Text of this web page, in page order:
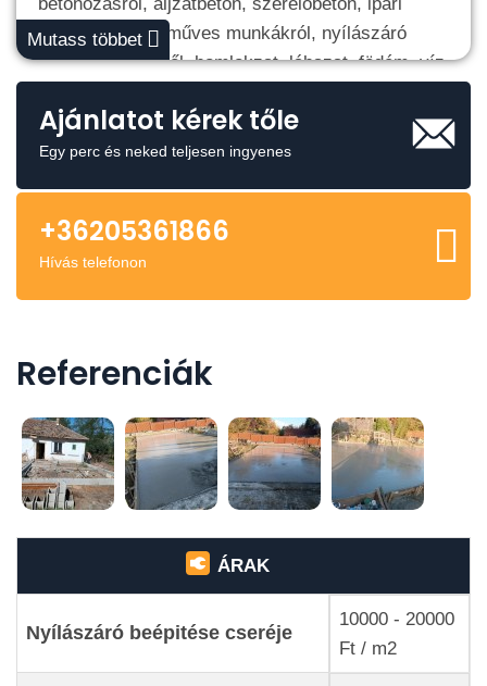
padló, egyéb kőműves munkákról, nyílászáró
csere, beépitésről, homlokzat, lábazat, födém, víz
Kérjen töllünk árajánlatot, keressen bizalommal!
Mutass többet
Ajánlatot kérek tőle
Egy perc és neked teljesen ingyenes
+36205361866
Hívás telefonon
Referenciák
ÁRAK
Nyílászáró beépitése cseréje
10000 - 20000
Ft / m2